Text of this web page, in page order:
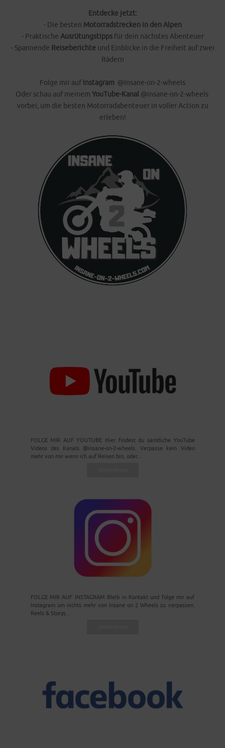
Entdecke jetzt:
- Die besten Motorradstrecken in den Alpen
- Praktische Ausrütungstippsfür dein nächstes Abenteuer
- Spannende Reiseberichteund Einblicke in die Freiheit auf zwei
Rädern
Folge mir auf Instagram @Insane-on-2-wheels
Oder schau auf meinem YouTube-Kanal @insane-on-2-wheels
vorbei, um die besten Motorradabenteuer in voller Action zu
erleben!
FOLGE MIR AUF YOUTUBE Hier findest du sämtliche YouTube
Videos des Kanals @insane-on-2-wheels. Verpasse kein Video
mehr von mir wenn ich auf Reisen bin, oder...
FOLGE MIR AUF INSTAGRAM Bleib in Kontakt und folge mir auf
Instagram um nichts mehr von Insane on 2 Wheels zu verpassen.
Reels & Storys...